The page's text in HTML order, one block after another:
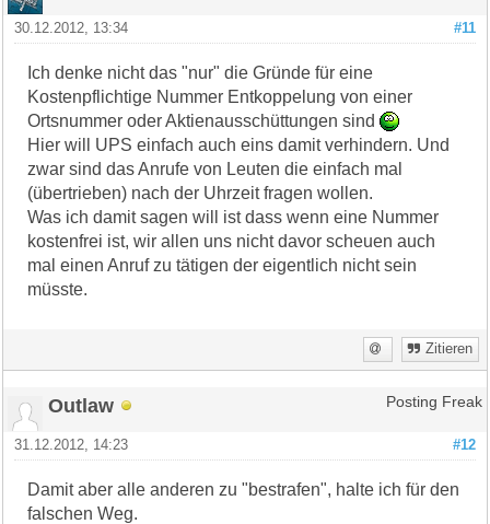
#11
30.12.2012, 13:34
Ich denke nicht das "nur" die Gründe für eine
Kostenpflichtige Nummer Entkoppelung von einer
Ortsnummer oder Aktienausschüttungen sind
Hier will UPS einfach auch eins damit verhindern. Und
zwar sind das Anrufe von Leuten die einfach mal
(übertrieben) nach der Uhrzeit fragen wollen.
Was ich damit sagen will ist dass wenn eine Nummer
kostenfrei ist, wir allen uns nicht davor scheuen auch
mal einen Anruf zu tätigen der eigentlich nicht sein
müsste.
Zitieren
Outlaw Posting Freak
#12
31.12.2012, 14:23
Damit aber alle anderen zu "bestrafen", halte ich für den
falschen Weg.